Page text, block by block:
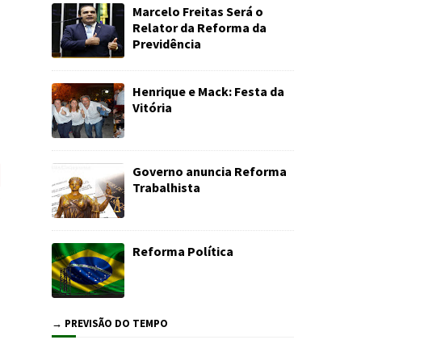
Marcelo Freitas Será o
Relator da Reforma da
Previdência
Henrique e Mack: Festa da
Vitória
Governo anuncia Reforma
Trabalhista
Reforma Política
→ PREVISÃO DO TEMPO